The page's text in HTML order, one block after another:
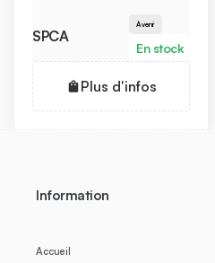
SPCA
À venir
En stock
Plus d'infos
Information
Accueil